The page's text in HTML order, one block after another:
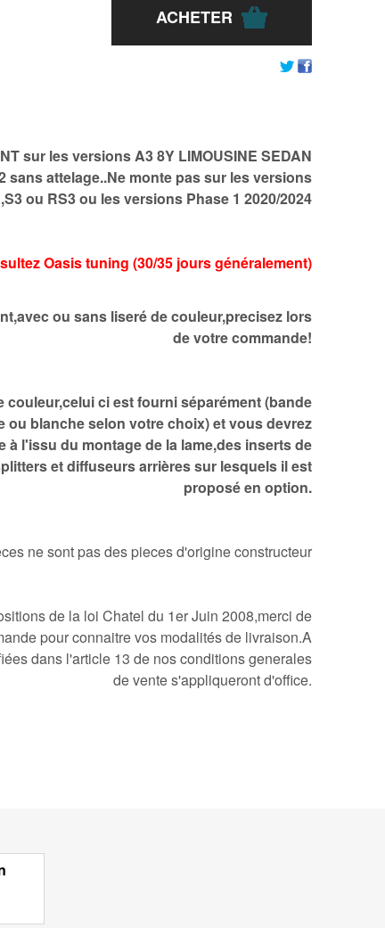
sur les versions A3 8Y LIMOUSINE SEDAN
sans attelage..Ne monte pas sur les versions
ou RS3 ou les versions Phase 1 2020/2024
Oasis tuning (30/35 jours généralement)
ou sans liseré de couleur,precisez lors
de votre commande!
couleur,celui ci est fourni séparément (bande
ou blanche selon votre choix) et vous devrez
à l'issu du montage de la lame,des inserts de
et diffuseurs arrières sur lesquels il est
proposé en option.
ne sont pas des pieces d'origine constructeur
de la loi Chatel du 1er Juin 2008,merci de
pour connaitre vos modalités de livraison.A
dans l'article 13 de nos conditions generales
de vente s'appliqueront d'office.